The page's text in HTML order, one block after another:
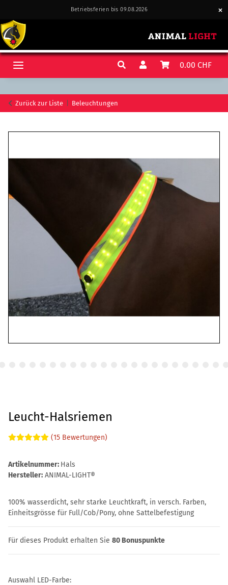
Betriebsferien bis 09.08.2026
0.00 CHF
Zurück zur Liste Beleuchtungen
Leucht-Halsriemen
(15 Bewertungen)
Artikelnummer: Hals
Hersteller: ANIMAL-LIGHT®
100% wasserdicht, sehr starke Leuchtkraft, in versch. Farben,
Einheitsgrösse für Full/Cob/Pony, ohne Sattelbefestigung
Für dieses Produkt erhalten Sie 80 Bonuspunkte
Auswahl LED-Farbe: